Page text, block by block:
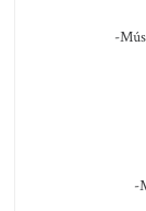
-
-